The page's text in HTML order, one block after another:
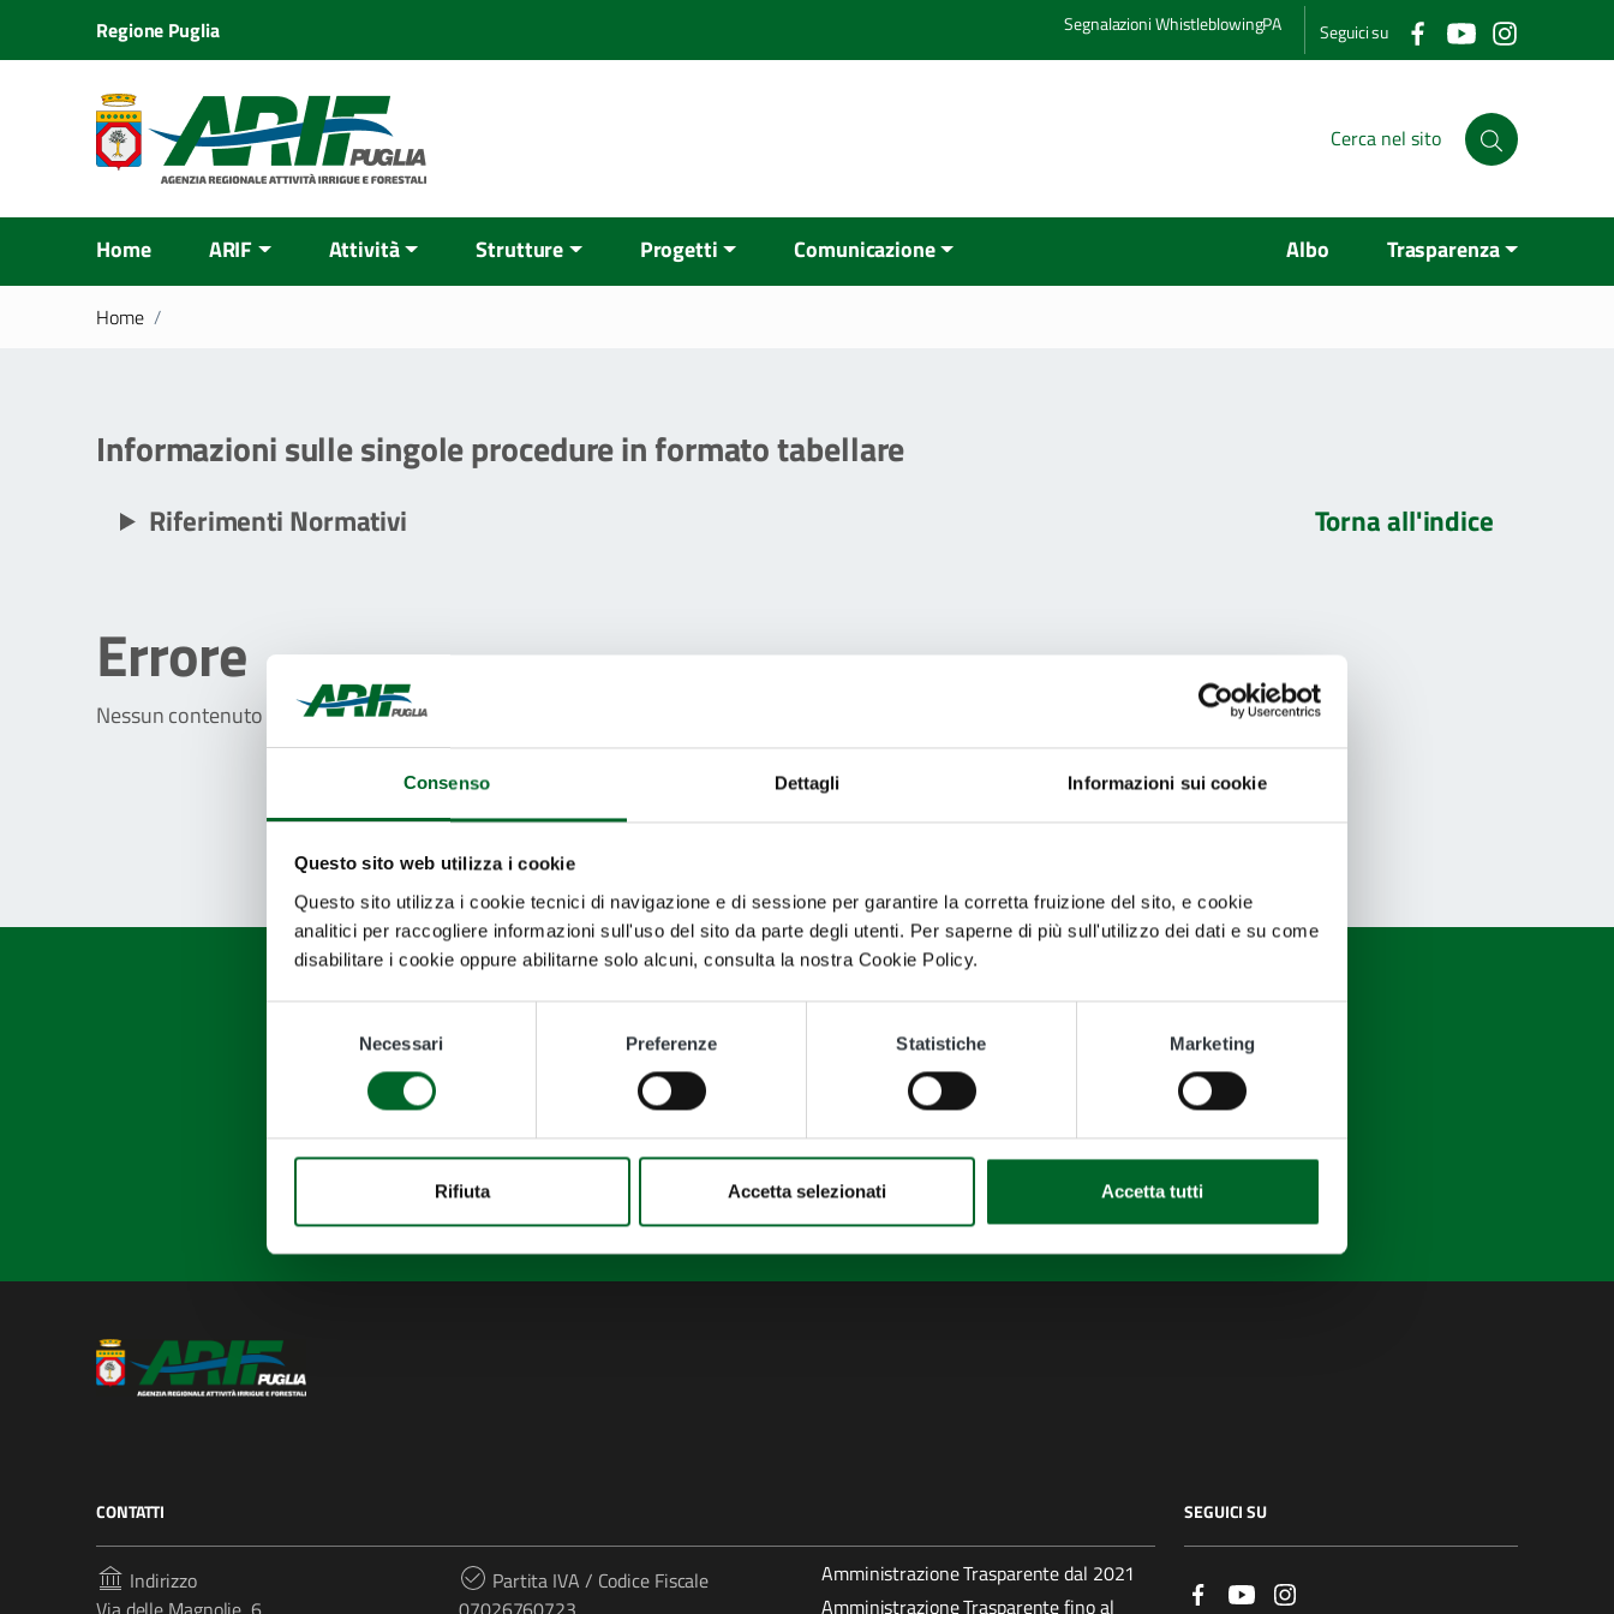
Consenso Dettagli Informazioni sui cookie
Questo sito web utilizza i cookie
Questo sito utilizza i cookie tecnici di navigazione e di sessione per garantire la corretta fruizione del sito, e cookie
analitici per raccogliere informazioni sull'uso del sito da parte degli utenti. Per saperne di più sull'utilizzo dei dati e su come
disabilitare i cookie oppure abilitarne solo alcuni, consulta la nostra Cookie Policy.
Necessari Preferenze Statistiche Marketing
Rifiuta Accetta selezionati Accetta tutti
Regione Puglia Segnalazioni WhistleblowingPA Seguici su
Home ARIF Attività Strutture Progetti Comunicazione Albo Trasparenza
Home /
Informazioni sulle singole procedure in formato tabellare
Torna all'indice
Riferimenti Normativi
Errore
Nessun contenuto presente,torna indietro
Quanto sono chiare le informazioni su questa pagina?
CONTATTI SEGUICI SU
Indirizzo
Partita IVA / Codice Fiscale
Amministrazione Trasparente dal 2021
Amministrazione Trasparente fino al